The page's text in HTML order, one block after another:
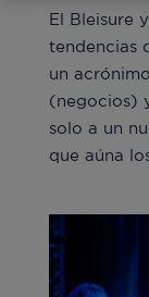
El Bleisure
tendencias
un
(negocios)
solo a un
que aúna